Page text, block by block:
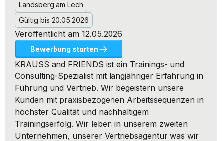
Landsberg am Lech
Gültig bis 20.05.2026
Veröffentlicht am 12.05.2026
Bewerbung starten
KRAUSS and FRIENDS ist ein Trainings- und
Consulting-Spezialist mit langjähriger Erfahrung in
Führung und Vertrieb. Wir begeistern unsere
Kunden mit praxisbezogenen Arbeitssequenzen in
höchster Qualität und nachhaltigem
Trainingserfolg. Wir leben in unserem zweiten
Unternehmen, unserer Vertriebsagentur was wir